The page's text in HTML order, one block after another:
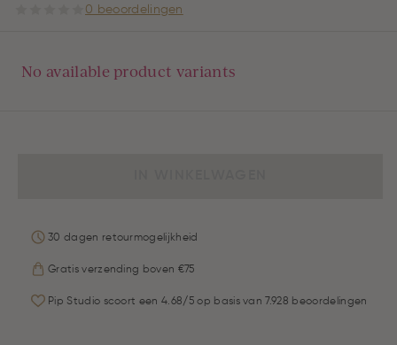
0 beoordelingen
No available product variants
30 dagen retourmogelijkheid
Gratis verzending boven €75
Pip Studio scoort een 4.68/5 op basis van 7.928 beoordelingen